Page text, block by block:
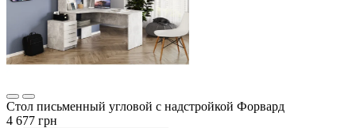
Стол письменный угловой с надстройкой Форвард
4 677 грн